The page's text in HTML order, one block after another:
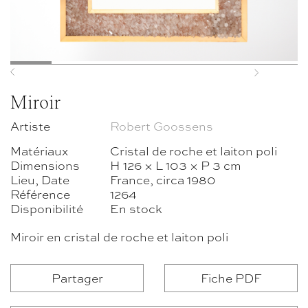
Previous Next
Miroir
Artiste
Robert Goossens
Matériaux
Cristal de roche et laiton poli
Dimensions
H 126 × L 103 × P 3 cm
Lieu, Date
France, circa 1980
Référence
1264
Disponibilité
En stock
Miroir en cristal de roche et laiton poli
Partager Fiche PDF